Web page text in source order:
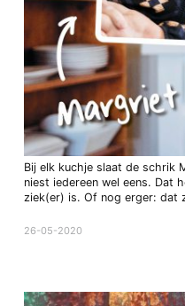
Bij elk kuchje slaat de schrik
niest iedereen wel eens. Dat
ziek(er) is. Of nog erger: dat
26-05-2020